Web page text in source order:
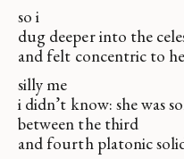
so i
dug deeper into the
and felt concentric to
silly me
i didn’t know: she was
between the third
and fourth platonic